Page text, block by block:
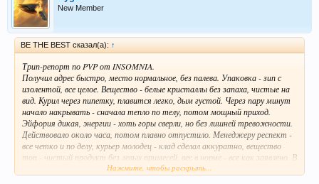
New Member
BE THE BEST сказал(а): ↑
Трип-репорт по PVP от INSOMNIA.
Получил адрес быстро, место нормальное, без палева. Упаковка - зип с
изолентой, все целое. Вещество - белые кристаллы без запаха, чистые на
вид. Курил через пипетку, плавится легко, дым густой. Через пару минут
начало накрывать - сначала тепло по телу, потом мощный приход.
Эйфория дикая, энергии - хоть горы сверли, но без лишней тревожности.
Действовало около часа, потом плавно отпустило. Менеджеру респект -
все четко и по делу, курьер молодец - клад сделал аккуратно, вещество
топ - чистый продукт без левых примесей, вес в норме - все как заявлено. В
общем, INSOMNIA держит марку, PVP качественный, рекомендую тем
Нажмите, чтобы раскрыть...